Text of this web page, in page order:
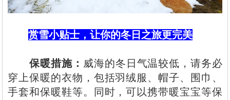
赏雪小贴士，让你的冬日之旅更完美
保暖措施‌： 威海的冬日气温较低，请务必
穿上保暖的衣物，包括羽绒服、帽子、围巾、
手套和保暖鞋等。同时，可以携带暖宝宝等保